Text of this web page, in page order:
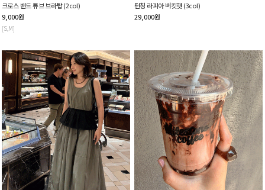
크로스 밴드 튜브 브라탑 (2col)
9,000원
[S,M]
펀칭 라피아 버킷햇 (3col)
29,000원